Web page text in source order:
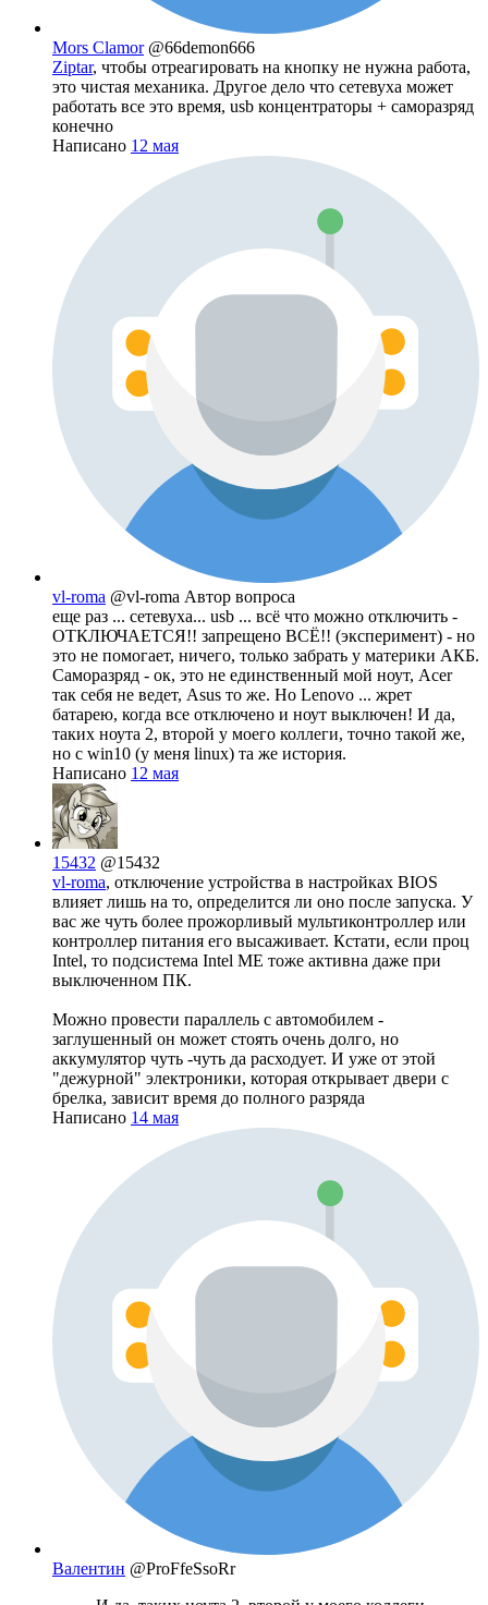
Mors Clamor @66demon666
Ziptar, чтобы отреагировать на кнопку не нужна работа,
это чистая механика. Другое дело что сетевуха может
работать все это время, usb концентраторы + саморазряд
конечно
Написано 12 мая
vl-roma @vl-roma Автор вопроса
еще раз ... сетевуха... usb ... всё что можно отключить -
ОТКЛЮЧАЕТСЯ!! запрещено ВСЁ!! (эксперимент) - но
это не помогает, ничего, только забрать у материки АКБ.
Саморазряд - ок, это не единственный мой ноут, Acer
так себя не ведет, Asus то же. Но Lenovo ... жрет
батарею, когда все отключено и ноут выключен! И да,
таких ноута 2, второй у моего коллеги, точно такой же,
но с win10 (у меня linux) та же история.
Написано 12 мая
15432 @15432
vl-roma, отключение устройства в настройках BIOS
влияет лишь на то, определится ли оно после запуска. У
вас же чуть более прожорливый мультиконтроллер или
контроллер питания его высаживает. Кстати, если проц
Intel, то подсистема Intel ME тоже активна даже при
выключенном ПК.
Можно провести параллель с автомобилем -
заглушенный он может стоять очень долго, но
аккумулятор чуть -чуть да расходует. И уже от этой
"дежурной" электроники, которая открывает двери с
брелка, зависит время до полного разряда
Написано 14 мая
Валентин @ProFfeSsoRr